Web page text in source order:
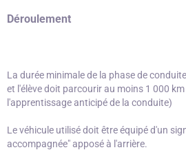
Déroulement
La durée minimale de la phase de
et l'élève doit parcourir au moins 1 000
l'apprentissage anticipé de la conduite)
Le véhicule utilisé doit être équipé d'un
accompagnée" apposé à l'arrière.